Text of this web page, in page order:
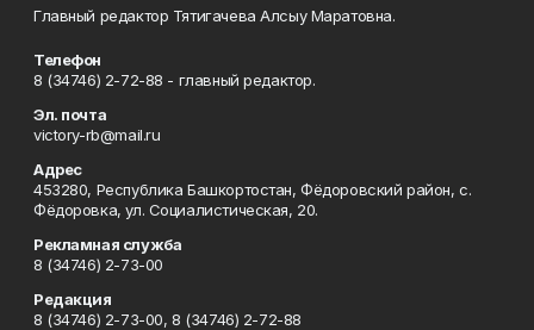
Главный редактор Тятигачева Алсыу Маратовна.
Телефон
8 (34746) 2-72-88 - главный редактор.
Эл. почта
victory-rb@mail.ru
Адрес
453280, Республика Башкортостан, Фёдоровский район, с.
Фёдоровка, ул. Социалистическая, 20.
Рекламная служба
8 (34746) 2-73-00
Редакция
8 (34746) 2-73-00, 8 (34746) 2-72-88